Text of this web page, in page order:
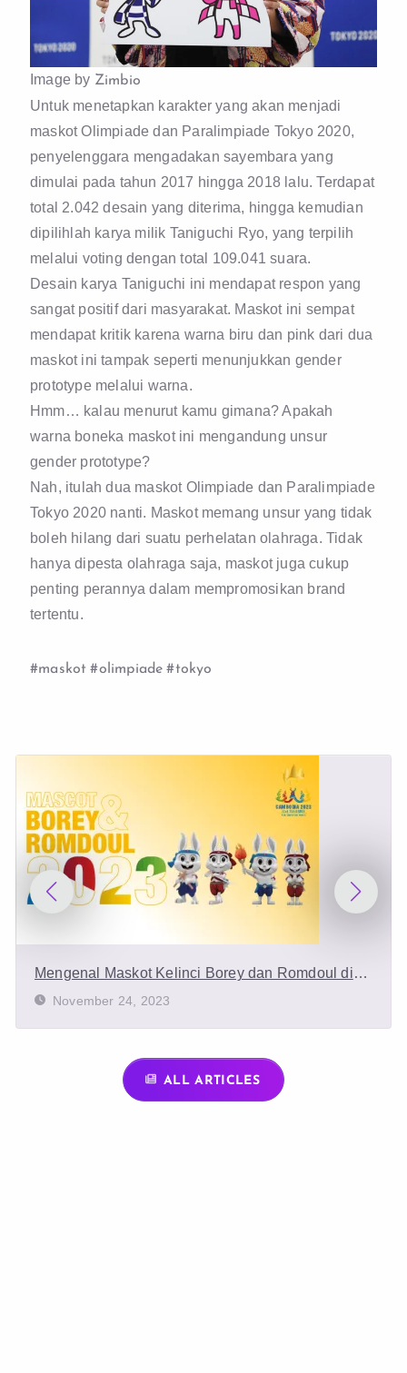
Image by Zimbio
Untuk menetapkan karakter yang akan menjadi
maskot Olimpiade dan Paralimpiade Tokyo 2020,
penyelenggara mengadakan sayembara yang
dimulai pada tahun 2017 hingga 2018 lalu. Terdapat
total 2.042 desain yang diterima, hingga kemudian
dipilihlah karya milik Taniguchi Ryo, yang terpilih
melalui voting dengan total 109.041 suara.
Desain karya Taniguchi ini mendapat respon yang
sangat positif dari masyarakat. Maskot ini sempat
mendapat kritik karena warna biru dan pink dari dua
maskot ini tampak seperti menunjukkan gender
prototype melalui warna.
Hmm… kalau menurut kamu gimana? Apakah
warna boneka maskot ini mengandung unsur
gender prototype?
Nah, itulah dua maskot Olimpiade dan Paralimpiade
Tokyo 2020 nanti. Maskot memang unsur yang tidak
boleh hilang dari suatu perhelatan olahraga. Tidak
hanya dipesta olahraga saja, maskot juga cukup
penting perannya dalam mempromosikan brand
tertentu.
#maskot #olimpiade #tokyo
Mengenal Maskot Kelinci Borey dan Romdoul di
Pembukaan SEA Games 2023
November 24, 2023
ALL ARTICLES